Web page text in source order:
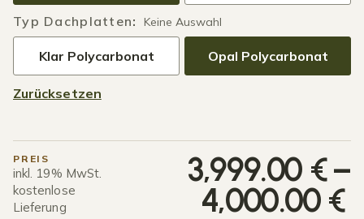
Typ Dachplatten: Keine Auswahl
Klar Polycarbonat Opal Polycarbonat
Zurücksetzen
PREIS
inkl. 19% MwSt.
kostenlose
Lieferung
3,999.00 €–
4,000.00 €